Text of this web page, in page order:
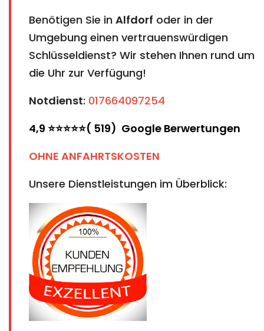
Benötigen Sie in Alfdorf oder in der
Umgebung einen vertrauenswürdigen
Schlüsseldienst? Wir stehen Ihnen rund um
die Uhr zur Verfügung!
Notdienst: 017664097254
4,9 ⭐⭐⭐⭐⭐( 519) Google Berwertungen
OHNE ANFAHRTSKOSTEN
Unsere Dienstleistungen im Überblick: